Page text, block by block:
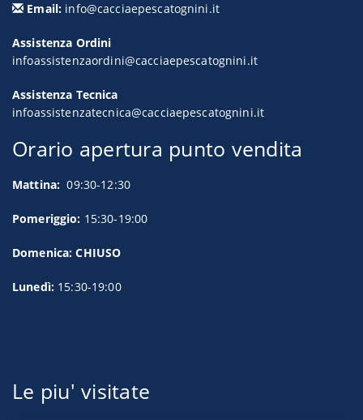
Email: info@cacciaepescatognini.it
Assistenza Ordini
infoassistenzaordini@cacciaepescatognini.it
Assistenza Tecnica
infoassistenzatecnica@cacciaepescatognini.it
Orario apertura punto vendita
Mattina: 09:30-12:30
Pomeriggio: 15:30-19:00
Domenica: CHIUSO
Lunedì: 15:30-19:00
Le piu' visitate